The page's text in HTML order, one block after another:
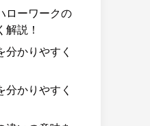
ローワークの
説！
かりやすく
かりやすく